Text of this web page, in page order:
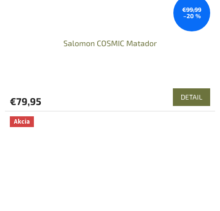
€99,99
–20 %
Salomon COSMIC Matador
€79,95 DETAIL
Akcia